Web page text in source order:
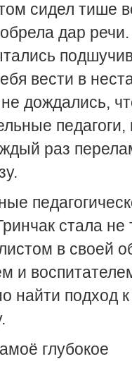
сидел тише
дар
вести в
дождались,
педагоги,
раз
стала не
в своей
и
найти подход
глубокое